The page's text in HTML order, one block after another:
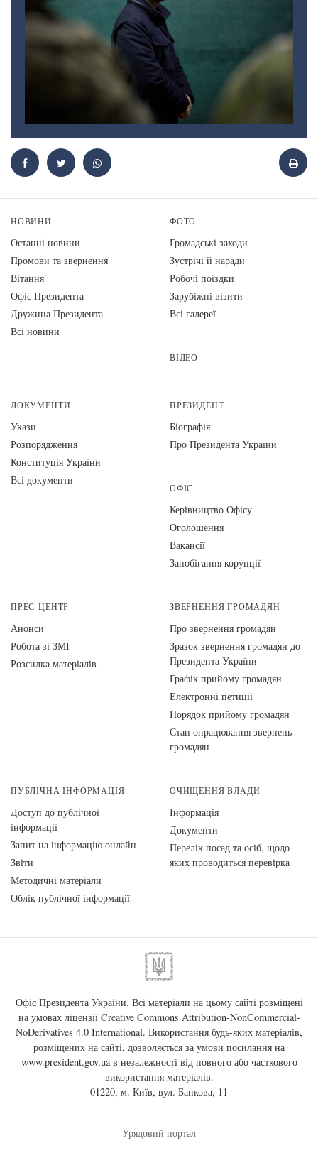
НОВИНИ
Останні новини
Промови та звернення
Вiтання
Офіс Президента
Дружина Президента
Всі новини
ФОТО
Громадські заходи
Зустрічі й наради
Робочі поїздки
Зарубіжні візити
Всі галереї
ВІДЕО
ДОКУМЕНТИ
Укази
Розпорядження
Конституція України
Всі документи
ПРЕЗИДЕНТ
Біографія
Про Президента України
ОФІС
Керівництво Офісу
Оголошення
Вакансії
Запобігання корупції
ПРЕС-ЦЕНТР
Анонси
Робота зі ЗМІ
Розсилка матеріалів
ЗВЕРНЕННЯ ГРОМАДЯН
Про звернення громадян
Зразок звернення громадян до
Президента України
Графік прийому громадян
Електронні петиції
Порядок прийому громадян
Стан опрацювання звернень
громадян
ПУБЛІЧНА ІНФОРМАЦІЯ
Доступ до публічної
інформації
Запит на інформацію онлайн
Звіти
Методичні матеріали
Облік публічної інформації
ОЧИЩЕННЯ ВЛАДИ
Інформація
Документи
Перелік посад та осіб, щодо
яких проводиться перевірка
Офіс Президента України. Всі матеріали на цьому сайті розміщені
на умовах ліцензії Creative Commons Attribution-NonCommercial-
NoDerivatives 4.0 International. Використання будь-яких матеріалів,
розміщених на сайті, дозволяється за умови посилання на
www.president.gov.uaв незалежності від повного або часткового
використання матеріалів.
01220, м. Київ, вул. Банкова, 11
Урядовий портал